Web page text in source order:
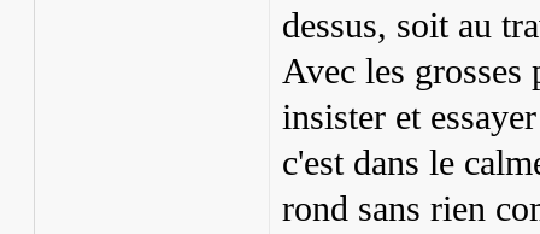
dessus, soit au
Avec les
insister et
c'est dans le
rond sans rien